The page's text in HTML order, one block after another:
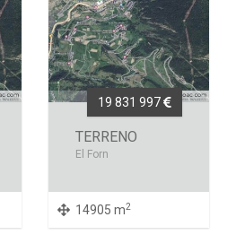
19 831 997
TERRENO
El Forn
14905 m2